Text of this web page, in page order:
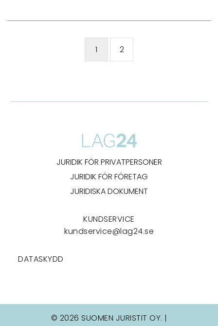
1 2
JURIDIK FÖR PRIVATPERSONER
JURIDIK FÖR FÖRETAG
JURIDISKA DOKUMENT
KUNDSERVICE
kundservice@lag24.se
DATASKYDD
© 2026 SUOMEN JURISTIT OY. |